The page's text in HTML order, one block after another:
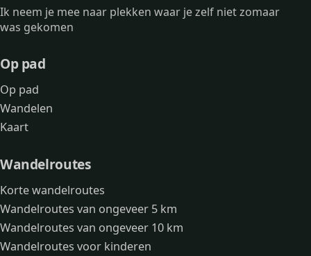
Ik neem je mee naar plekken waar je zelf niet zomaar
was gekomen
Op pad
Op pad
Wandelen
Kaart
Wandelroutes
Korte wandelroutes
Wandelroutes van ongeveer 5 km
Wandelroutes van ongeveer 10 km
Wandelroutes voor kinderen